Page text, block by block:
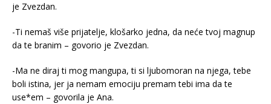
je Zvezdan.
-Ti nemaš više prijatelje, klošarko jedna, da neće tvoj magnup
da te branim – govorio je Zvezdan.
-Ma ne diraj ti mog mangupa, ti si ljubomoran na njega, tebe
boli istina, jer ja nemam emociju premam tebi ima da te
use*em – govorila je Ana.